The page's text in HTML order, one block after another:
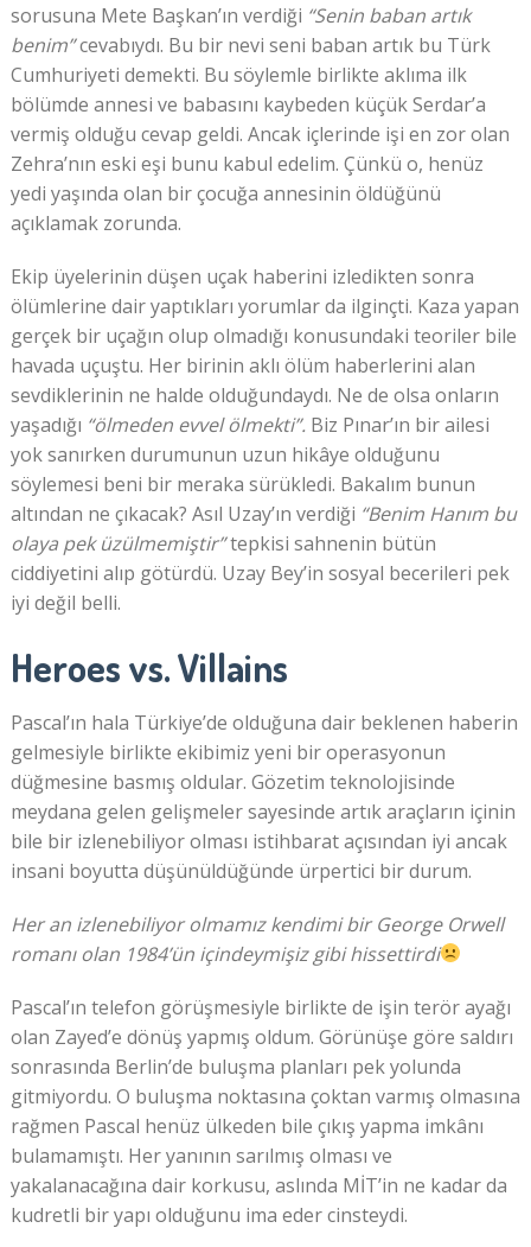
sorusuna Mete Başkan’ın verdiği “Senin baban artık
benim”cevabıydı. Bu bir nevi seni baban artık bu Türk
Cumhuriyeti demekti. Bu söylemle birlikte aklıma ilk
bölümde annesi ve babasını kaybeden küçük Serdar’a
vermiş olduğu cevap geldi. Ancak içlerinde işi en zor olan
Zehra’nın eski eşi bunu kabul edelim. Çünkü o, henüz
yedi yaşında olan bir çocuğa annesinin öldüğünü
açıklamak zorunda.
Ekip üyelerinin düşen uçak haberini izledikten sonra
ölümlerine dair yaptıkları yorumlar da ilginçti. Kaza yapan
gerçek bir uçağın olup olmadığı konusundaki teoriler bile
havada uçuştu. Her birinin aklı ölüm haberlerini alan
sevdiklerinin ne halde olduğundaydı. Ne de olsa onların
yaşadığı “ölmeden evvel ölmekti”. Biz Pınar’ın bir ailesi
yok sanırken durumunun uzun hikâye olduğunu
söylemesi beni bir meraka sürükledi. Bakalım bunun
altından ne çıkacak? Asıl Uzay’ın verdiği “Benim Hanım bu
olaya pek üzülmemiştir”tepkisi sahnenin bütün
ciddiyetini alıp götürdü. Uzay Bey’in sosyal becerileri pek
iyi değil belli.
Heroes vs. Villains
Pascal’ın hala Türkiye’de olduğuna dair beklenen haberin
gelmesiyle birlikte ekibimiz yeni bir operasyonun
düğmesine basmış oldular. Gözetim teknolojisinde
meydana gelen gelişmeler sayesinde artık araçların içinin
bile bir izlenebiliyor olması istihbarat açısından iyi ancak
insani boyutta düşünüldüğünde ürpertici bir durum.
Her an izlenebiliyor olmamız kendimi bir George Orwell
romanı olan 1984’ün içindeymişiz gibi hissettirdi
Pascal’ın telefon görüşmesiyle birlikte de işin terör ayağı
olan Zayed’e dönüş yapmış oldum. Görünüşe göre saldırı
sonrasında Berlin’de buluşma planları pek yolunda
gitmiyordu. O buluşma noktasına çoktan varmış olmasına
rağmen Pascal henüz ülkeden bile çıkış yapma imkânı
bulamamıştı. Her yanının sarılmış olması ve
yakalanacağına dair korkusu, aslında MİT’in ne kadar da
kudretli bir yapı olduğunu ima eder cinsteydi.